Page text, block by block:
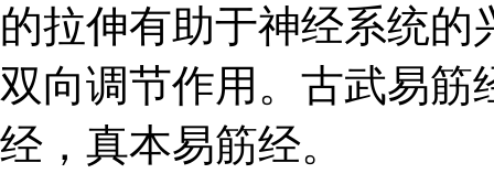
的拉伸有助于神经系统
双向调节作用。古武易筋
经，真本易筋经。